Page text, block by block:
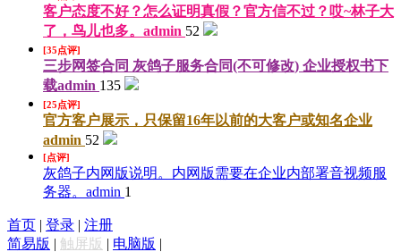
客户态度不好？怎么证明真假？官方信不过？哎~林子大
了，鸟儿也多。 admin 52
[35点评]
三步网签合同 灰鸽子服务合同(不可修改) 企业授权书下
载admin 135
[25点评]
官方客户展示，只保留16年以前的大客户或知名企业
admin 52
[点评]
灰鸽子内网版说明。内网版需要在企业内部署音视频服
务器。 admin 1
首页 | 登录 | 注册
简易版 | 触屏版 | 电脑版 |